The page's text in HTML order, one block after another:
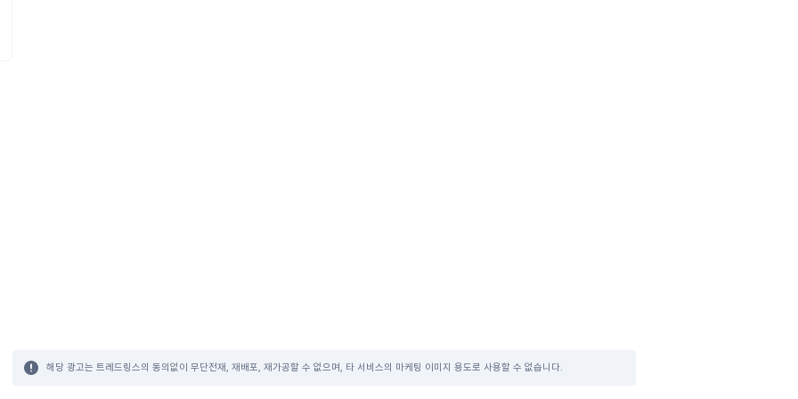
해당 광고는 트레드링스의 동의없이 무단전재, 재배포, 재가공할 수 없으며, 타 서비스의 마케팅 이미지 용도로 사용할 수 없습니다.